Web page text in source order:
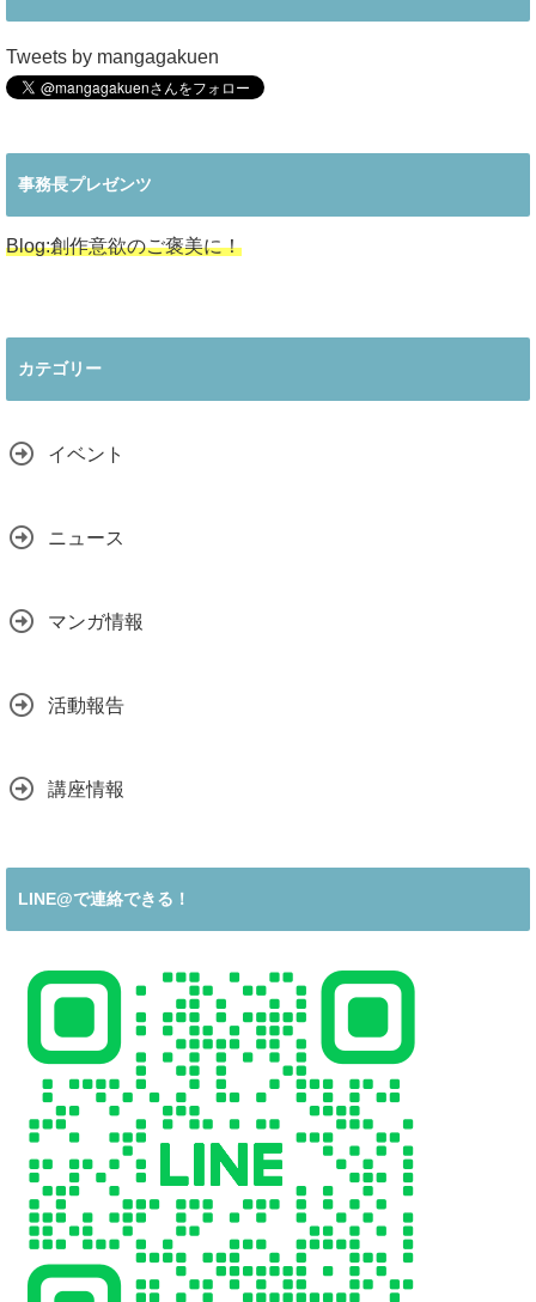
Tweets by mangagakuen
事務長プレゼンツ
Blog:創作意欲のご褒美に！
カテゴリー
イベント
ニュース
マンガ情報
活動報告
講座情報
LINE@で連絡できる！